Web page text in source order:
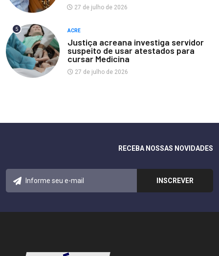
27 de julho de 2026
5 ACRE
Justiça acreana investiga servidor
suspeito de usar atestados para
cursar Medicina
27 de julho de 2026
RECEBA NOSSAS NOVIDADES